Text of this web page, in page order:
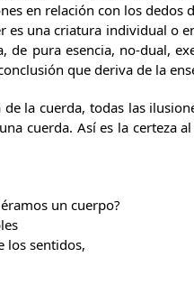
en relación con los dedos
es una criatura individual o
de pura esencia, no-dual,
que deriva de la
la cuerda, todas las
cuerda. Así es la certeza
un cuerpo?
los sentidos,